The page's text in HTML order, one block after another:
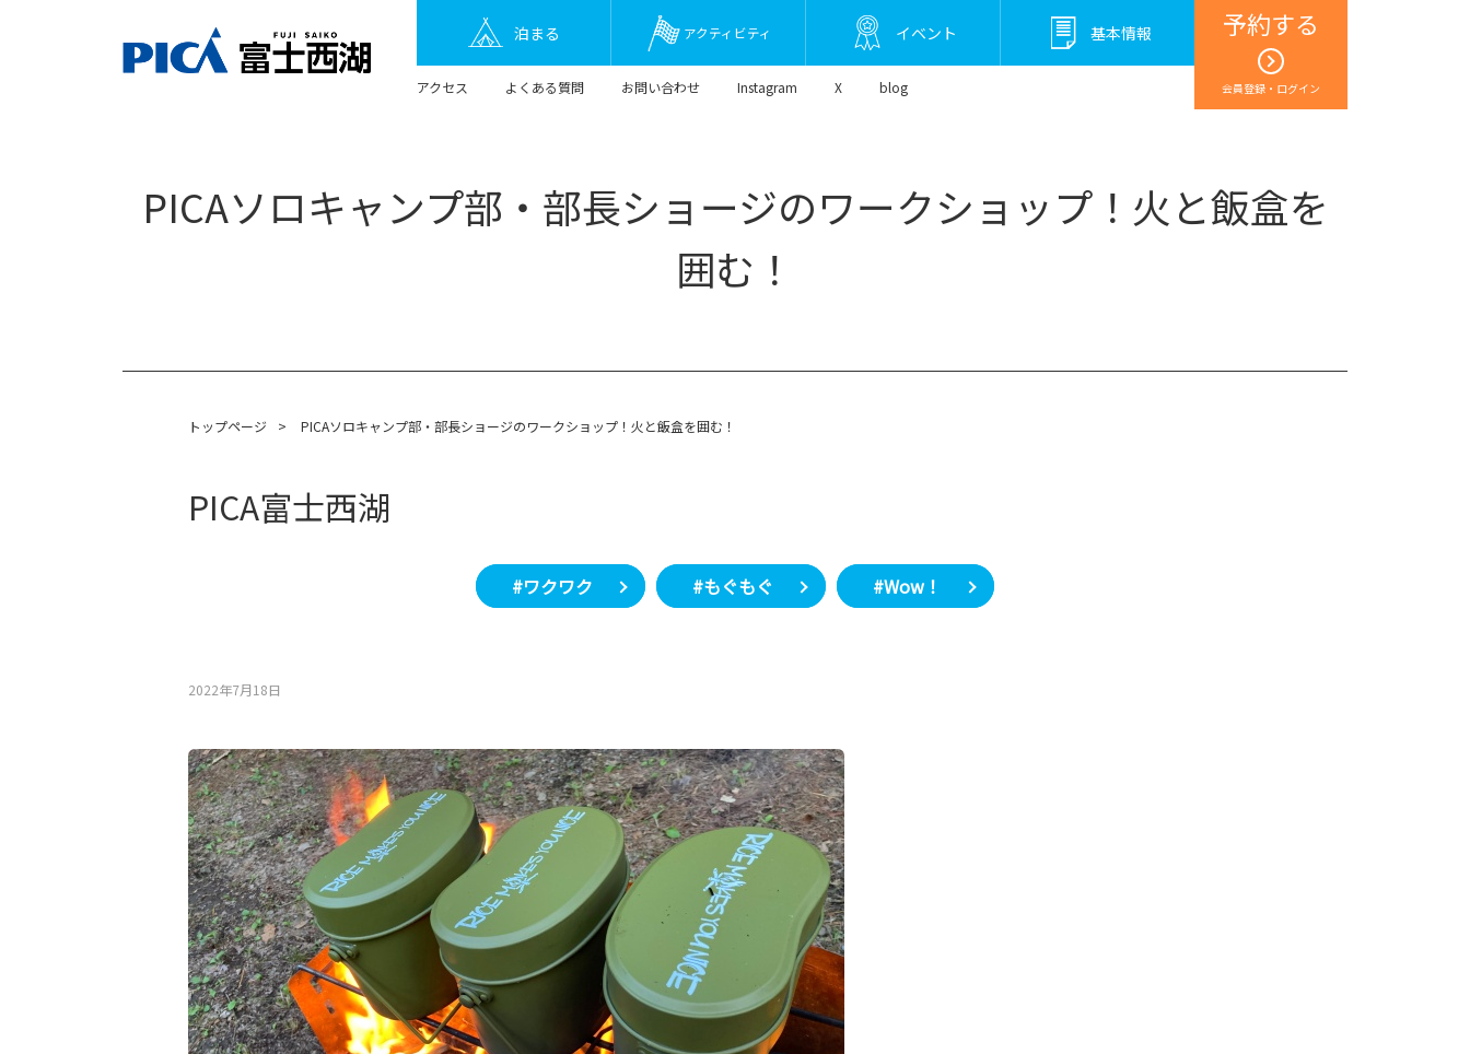
予約する
会員登録・ログイン
泊まる アクティビティ イベント 基本情報
アクセス よくある質問 お問い合わせ Instagram X blog
PICAソロキャンプ部・部長ショージのワークショップ！火と飯盒を
囲む！
トップページ > PICAソロキャンプ部・部長ショージのワークショップ！火と飯盒を囲む！
PICA富士西湖
#ワクワク #もぐもぐ #Wow！
2022年7月18⽇